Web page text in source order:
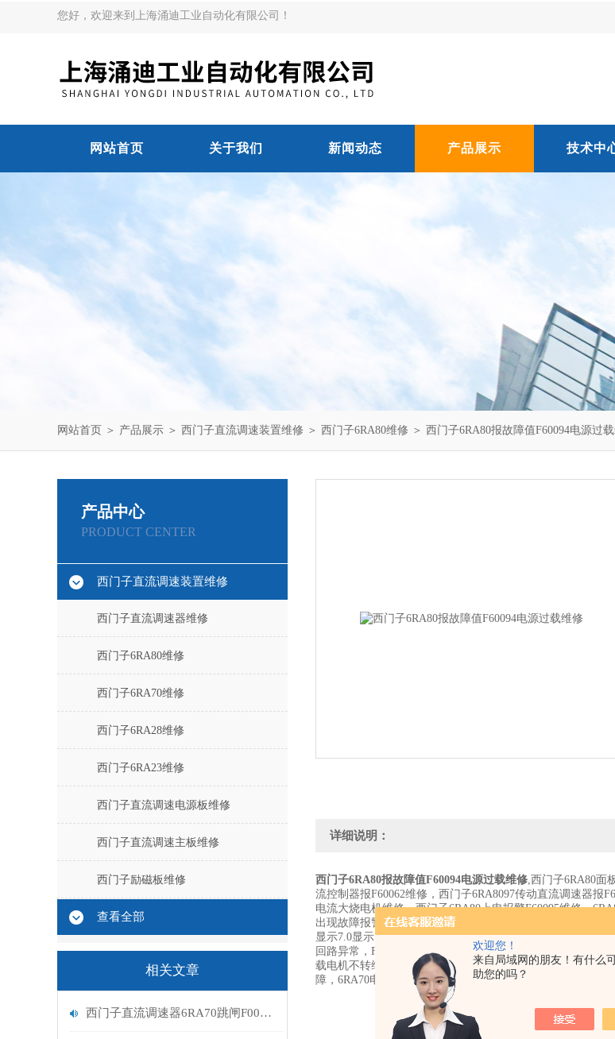
欢迎您！
来自局域网的朋友！有什么
助您的吗？
您好，欢迎来到上海涌迪工业自动化有限公司！
网站首页 关于我们 新闻动态 产品展示 技术中
网站首页 ＞ 产品展示 ＞ 西门子直流调速装置维修 ＞ 西门子6RA80维修 ＞ 西门子6RA80报故障值F60094电源过
产品中心
PRODUCT CENTER
西门子直流调速装置维修
西门子直流调速器维修
西门子6RA80维修
西门子6RA70维修
西门子6RA28维修
西门子6RA23维修
西门子直流调速电源板维修
西门子直流调速主板维修
西门子励磁板维修
查看全部
相关文章
西门子直流调速器6RA70跳闸F005励磁报警处理
详细说明：
西门子6RA80报故障值F60094电源过载维修,西门子6RA80面
流控制器报F60062维修，西门子6RA8097传动直流调速器报
电流大烧电机维修，西门子6RA80上电报警F60095维修，
出现故障报警，6RA80开机一会报F60097电源故障，使能报
显示7.0显示，急停线路正常开机显示O10.3调速器问题，
回路异常，F60043EMF太高，不能进入制动模式，F60050
载电机不转维修，开机就报故障A035，6RA70维修速度不稳
障，6RA70电枢电流过大，西门子6RA80报故障值F60094电源